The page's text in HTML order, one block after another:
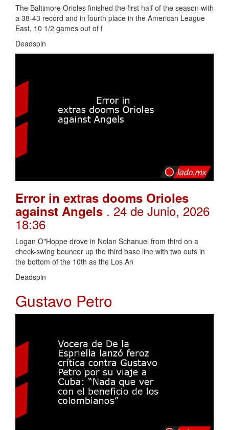
The Baltimore Orioles finished the first half of the season with
a 38-43 record and in fourth place in the American League
East, 10 1/2 games out of f
Deadspin
Error in extras dooms Orioles
against Angels . 24 de Junio, 2026
18:36
Logan O"Hoppe drove in Nolan Schanuel from third on a
check-swing bouncer up the third base line with two outs in
the bottom of the 10th as the Los An
Deadspin
Gustavo Petro